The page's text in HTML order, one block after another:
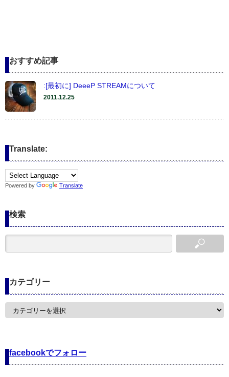
おすすめ記事
:[最初に] DeeeP STREAMについて
2011.12.25
Translate:
Powered by Translate
検索
カテゴリー
カ
facebookでフォロー